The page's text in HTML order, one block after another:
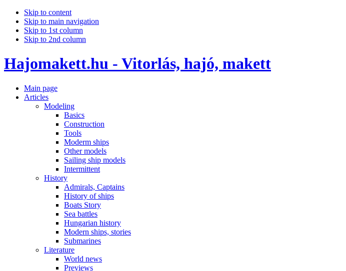
Skip to content
Skip to main navigation
Skip to 1st column
Skip to 2nd column
Hajomakett.hu - Vitorlás, hajó, makett
Main page
Articles
Modeling
Basics
Construction
Tools
Moderm ships
Other models
Sailing ship models
Intermittent
History
Admirals, Captains
History of ships
Boats Story
Sea battles
Hungarian history
Modern ships, stories
Submarines
Literature
World news
Previews